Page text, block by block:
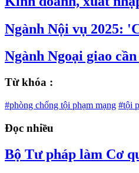
Ngành Nội vụ 2025:
Ngành Ngoại giao
Từ khóa :
#phòng chống tội phạm mạng #tội
Đọc nhiều
Bộ Tư pháp làm Cơ